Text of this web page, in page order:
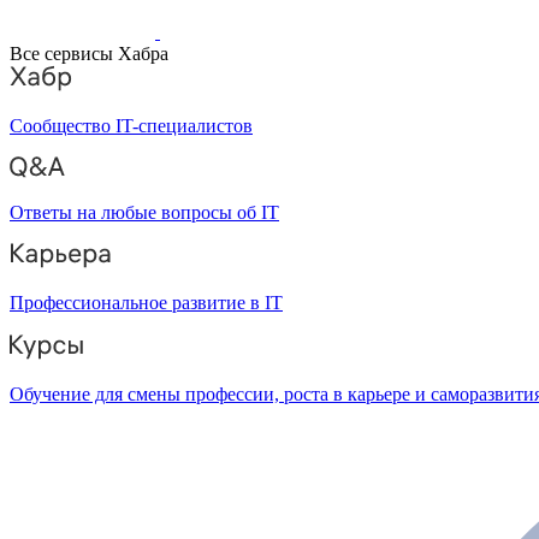
Все сервисы Хабра
Сообщество IT-специалистов
Ответы на любые вопросы об IT
Профессиональное развитие в IT
Обучение для смены профессии, роста в карьере и